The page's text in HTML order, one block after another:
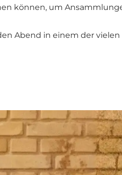
können, um
Abend in einem der